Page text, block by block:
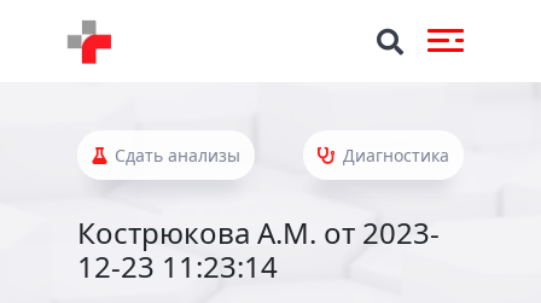
Сдать анализы Диагностика
Кострюкова А.М. от 2023-
12-23 11:23:14